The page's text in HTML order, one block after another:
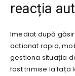
reacția
Imediat după
acționat rapid,
gestiona situația
fost trimise la fața